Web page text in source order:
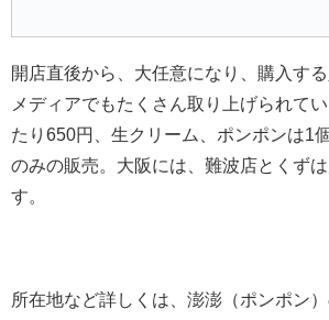
開店直後から、大任意になり、購入する
メディアでもたくさん取り上げられて
たり650円、生クリーム、ポンポンは1
のみの販売。大阪には、難波店とくず
す。
所在地など詳しくは、澎澎（ポンポン